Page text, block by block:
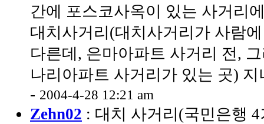
간에 포스코사옥이 있는 사거리
대치사거리(대치사거리가 사람
다른데, 은마아파트 사거리 전,
나리아파트 사거리가 있는 곳)
- 2004-4-28 12:21 am
Zehn02 : 대치 사거리(국민은행